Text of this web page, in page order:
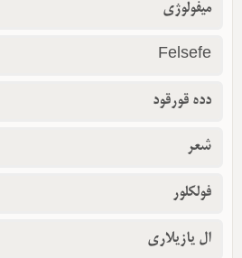
میفولوژی
Felsefe
دده قورقود
شعر
فولکلور
ال یازیلاری